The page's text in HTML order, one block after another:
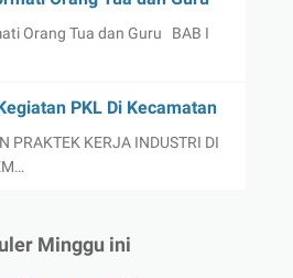
Orang Tua dan Guru BAB I
PKL Di Kecamatan
PRAKTEK KERJA INDUSTRI DI
Minggu ini